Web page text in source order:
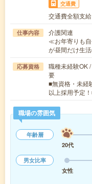
交通費
交通費全額支給
仕事内容
介護関連
≪お年寄りも
が昼間だけ生
応募資格
職種未経験OK
要
■無資格・未経
以上採用予定
職場の雰囲気
年齢層
20代
男女比率
女性